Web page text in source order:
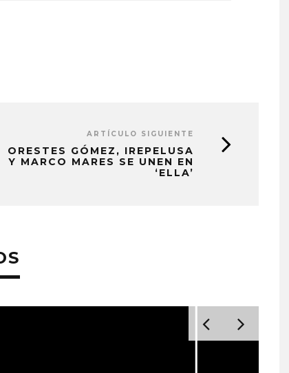
ARTÍCULO SIGUIENTE
ORESTES GÓMEZ, IREPELUSA
Y MARCO MARES SE UNEN EN
‘ELLA’